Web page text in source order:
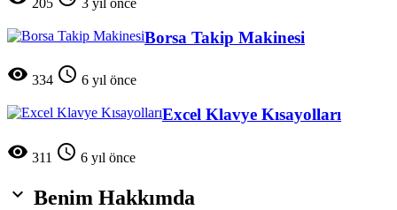
205 3 yıl önce
Borsa Takip Makinesi
 334  6 yıl önce
Excel Klavye Kısayolları
 311  6 yıl önce
 Benim Hakkımda